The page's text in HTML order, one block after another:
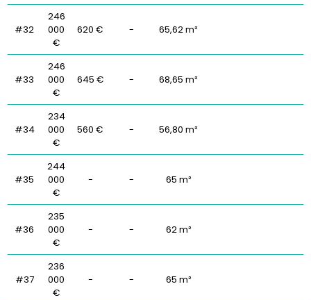
#32
246
000
€
620 € - 65,62 m²
#33
246
000
€
645 € - 68,65 m²
#34
234
000
€
560 € - 56,80 m²
#35
244
000
€
- - 65 m²
#36
235
000
€
- - 62 m²
#37
236
000
€
- - 65 m²